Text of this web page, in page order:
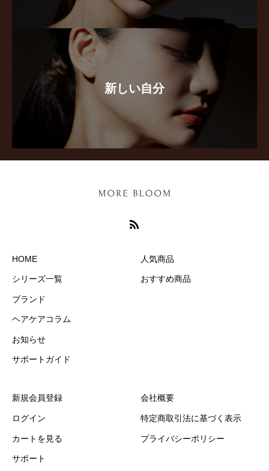
新しい自分
HOME
シリーズ一覧
ブランド
ヘアケアコラム
お知らせ
サポートガイド
人気商品
おすすめ商品
新規会員登録
ログイン
カートを見る
サポート
会社概要
特定商取引法に基づく表示
プライバシーポリシー